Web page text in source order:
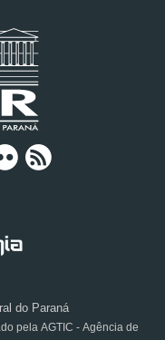
do Paraná
pela AGTIC - Agência de